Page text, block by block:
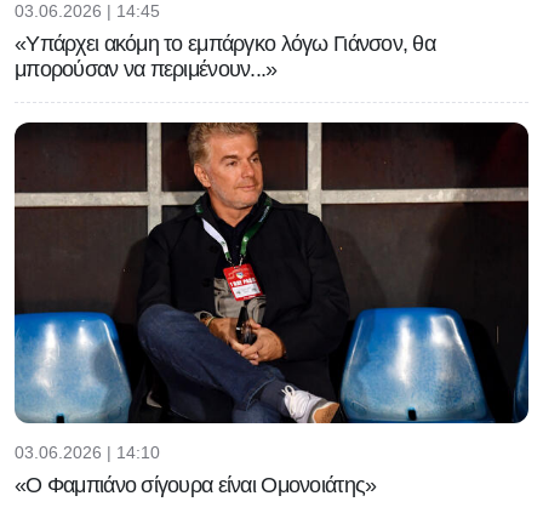
03.06.2026 | 14:45
«Υπάρχει ακόμη το εμπάργκο λόγω Γιάνσον, θα
μπορούσαν να περιμένουν...»
03.06.2026 | 14:10
«Ο Φαμπιάνο σίγουρα είναι Ομονοιάτης»